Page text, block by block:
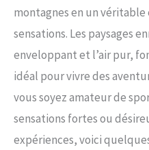
montagnes en un
sensations. Les paysages
enveloppant et l’air pur,
idéal pour vivre des
vous soyez amateur de
sensations fortes ou
expériences, voici